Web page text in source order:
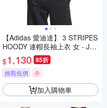
【Adidas 愛迪達】 3 STRIPES
HOODY 連帽長袖上衣 女 - JX2
701
$1,130 85折
挑戰低價 券
加入購物車